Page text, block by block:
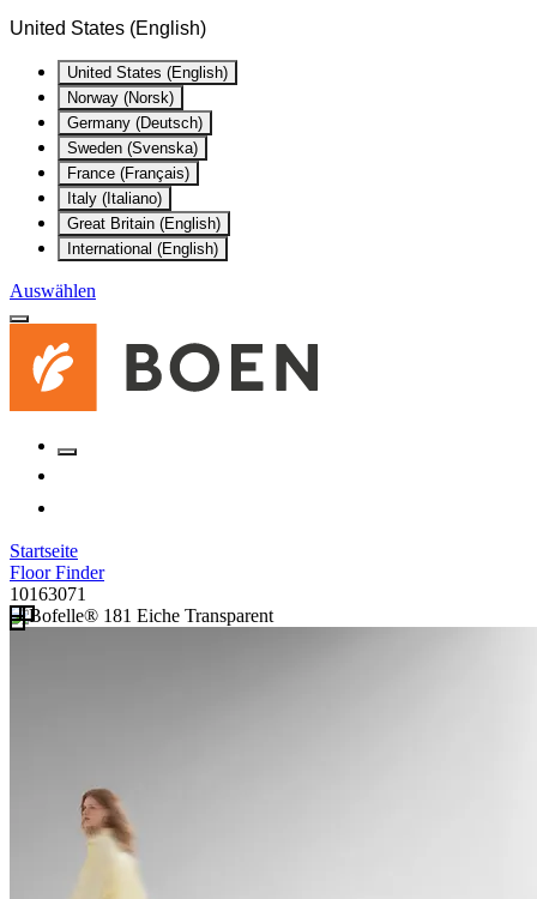
United States (English)
United States (English)
Norway (Norsk)
Germany (Deutsch)
Sweden (Svenska)
France (Français)
Italy (Italiano)
Great Britain (English)
International (English)
Auswählen
Startseite
Floor Finder
10163071